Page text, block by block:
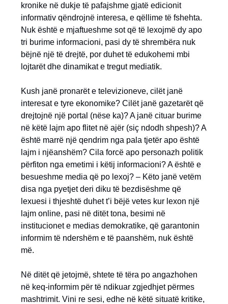
kronike në dukje të pafajshme gjatë edicionit
informativ qëndrojnë interesa, e qëllime të fshehta.
Nuk është e mjaftueshme sot që të lexojmë dy apo
tri burime informacioni, pasi dy të shrembëra nuk
bëjnë një të drejtë, por duhet të edukohemi mbi
lojtarët dhe dinamikat e tregut mediatik.
Kush janë pronarët e televizioneve, cilët janë
interesat e tyre ekonomike? Cilët janë gazetarët që
drejtojnë një portal (nëse ka)? A janë cituar burime
në këtë lajm apo flitet në ajër (siç ndodh shpesh)? A
është marrë një qendrim nga pala tjetër apo është
lajm i njëanshëm? Cila forcë apo personazh politik
përfiton nga emetimi i këtij informacioni? A është e
besueshme media që po lexoj? – Këto janë vetëm
disa nga pyetjet deri diku të bezdisëshme që
lexuesi i thjeshtë duhet t’i bëjë vetes kur lexon një
lajm online, pasi në ditët tona, besimi në
institucionet e medias demokratike, që garantonin
informim të ndershëm e të paanshëm, nuk është
më.
Në ditët që jetojmë, shtete të tëra po angazhohen
në keq-informim për të ndikuar zgjedhjet përmes
mashtrimit. Vini re sesi, edhe në këtë situatë kritike,